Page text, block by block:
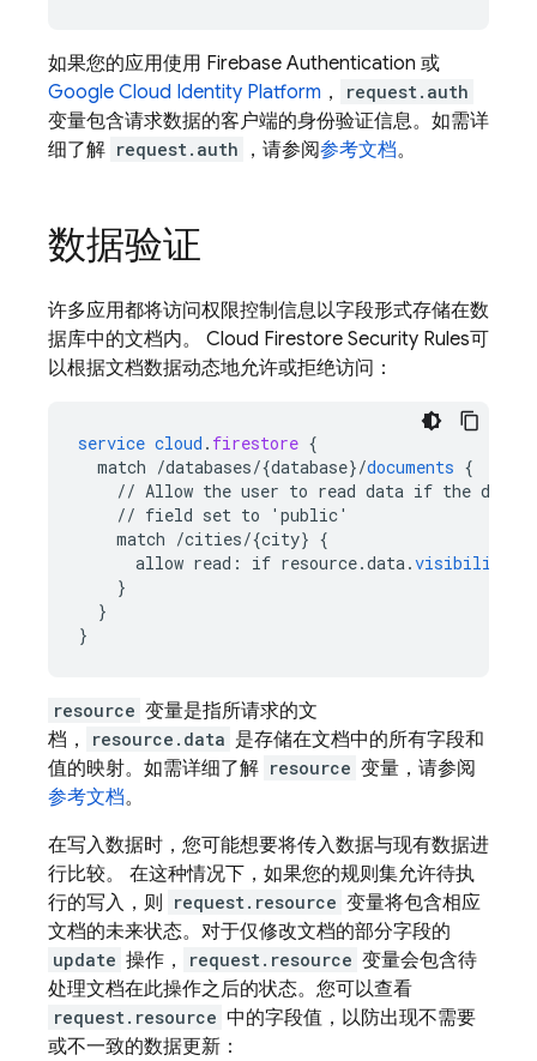
如果您的应用使用 Firebase Authentication 或
Google Cloud Identity Platform ， request.auth
变量包含请求数据的客户端的身份验证信息。如需详
细了解 request.auth ，请参阅参考文档。
数据验证
许多应用都将访问权限控制信息以字段形式存储在数
据库中的文档内。 Cloud Firestore Security Rules可
以根据文档数据动态地允许或拒绝访问：
service cloud . firestore {
match /databases/{database}/documents {
// Allow the user to read data if the
// field set to
'public'
match /cities/{city} {
allow read : if resource.data.visibility
}
}
}
resource 变量是指所请求的文
档，
resource.data 是存储在文档中的所有字段和
值的映射。如需详细了解 resource 变量，请参阅
参考文档。
在写入数据时，您可能想要将传入数据与现有数据进
行比较。 在这种情况下，如果您的规则集允许待执
行的写入，则
request.resource 变量将包含相应
文档的未来状态。对于仅修改文档的部分字段的
update 操作， request.resource 变量会包含待
处理文档在此操作之后的状态。您可以查看
request.resource 中的字段值，以防出现不需要
或不一致的数据更新：